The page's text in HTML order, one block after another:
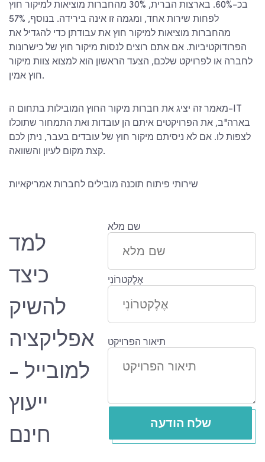
בכ-60%. בארצות הברית, 30% מהחברות מוציאות למיקור חוץ
לפחות שירות אחד, ומגמה זו אינה בירידה. בנוסף, 57%
מהחברות מוציאות למיקור חוץ את עבודתן כדי להגדיל את
הפרודוקטיביות. אם אתם רוצים לנסות מיקור חוץ של כישרונות
לחברה או לפרויקט שלכם, הצעד הראשון הוא למצוא צוות מיקור
חוץ אמין.
מאמר זה יציג את חברות מיקור החוץ המובילות בתחום ה-IT
בארה"ב, את הפרויקטים איתם הן עובדות ואת התמחור שתוכלו
לצפות לו. אם לא ניסיתם מיקור חוץ של עובדים בעבר, ניתן לכם
קצת מקום לעיון והשוואה.
שירותי פיתוח תוכנה מובילים לחברות אמריקאיות
למד
כיצד
להשיק
אפליקציה
למובייל -
ייעוץ
חינם
שם מלא
אֶלֶקטרוֹנִי
תיאור הפרויקט
שלח הודעה